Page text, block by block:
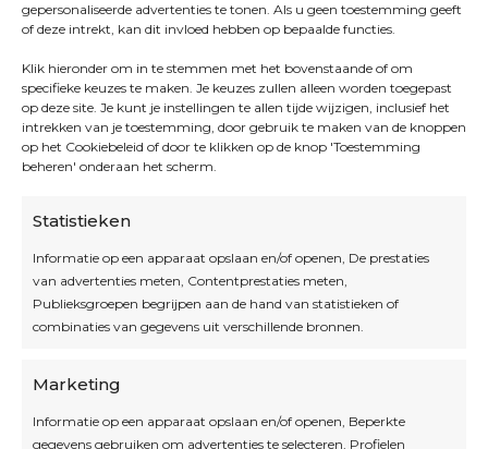
gepersonaliseerde advertenties te tonen. Als u geen toestemming geeft
of deze intrekt, kan dit invloed hebben op bepaalde functies.
Klik hieronder om in te stemmen met het bovenstaande of om
specifieke keuzes te maken. Je keuzes zullen alleen worden toegepast
op deze site. Je kunt je instellingen te allen tijde wijzigen, inclusief het
intrekken van je toestemming, door gebruik te maken van de knoppen
op het Cookiebeleid of door te klikken op de knop 'Toestemming
beheren' onderaan het scherm.
Statistieken
Informatie op een apparaat opslaan en/of openen, De prestaties
van advertenties meten, Contentprestaties meten,
Publieksgroepen begrijpen aan de hand van statistieken of
combinaties van gegevens uit verschillende bronnen.
Marketing
Informatie op een apparaat opslaan en/of openen, Beperkte
gegevens gebruiken om advertenties te selecteren, Profielen
Openingsuren
Blijf op de hoogte